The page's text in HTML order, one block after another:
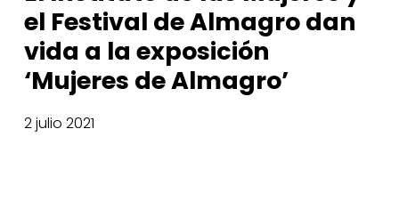
el Festival de Almagro dan
vida a la exposición
‘Mujeres de Almagro’
2 julio 2021